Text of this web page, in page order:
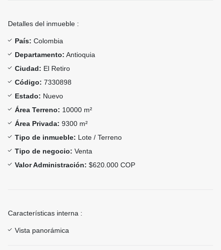
Detalles del inmueble :
País: Colombia
Departamento: Antioquia
Ciudad: El Retiro
Código: 7330898
Estado: Nuevo
Área Terreno: 10000 m²
Área Privada: 9300 m²
Tipo de inmueble: Lote / Terreno
Tipo de negocio: Venta
Valor Administración: $620.000 COP
Características interna :
Vista panorámica